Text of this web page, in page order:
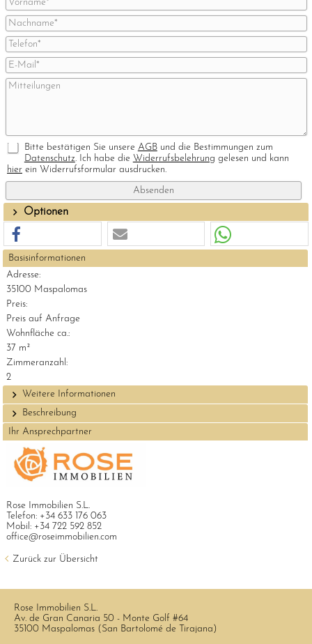
Bitte bestätigen Sie unsere AGBund die Bestimmungen zum
Datenschutz. Ich habe die Widerrufsbelehrung gelesen und kann
hier ein Widerrufsformular ausdrucken.
Optionen
Basisinformationen
Adresse:
35100 Maspalomas
Preis:
Preis auf Anfrage
Wohnfläche ca.:
37 m²
Zimmeranzahl:
2
Weitere Informationen
Beschreibung
Ihr Ansprechpartner
Rose Immobilien S.L.
Telefon: +34 633 176 063
Mobil: +34 722 592 852
office@roseimmobilien.com
Zurück zur Übersicht
Rose Immobilien S.L.
Av. de Gran Canaria 50 - Monte Golf #64
35100 Maspalomas (San Bartolomé de Tirajana)